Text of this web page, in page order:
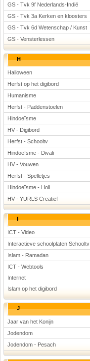
GS - Tvk 9f Nederlands-Indië
GS - Tvk 3a Kerken en kloosters
GS - Tvk 6d Wetenschap / Kunst
GS - Vensterlessen
H
Halloween
Herfst op het digibord
Humanisme
Herfst - Paddenstoelen
Hindoeïsme
HV - Digibord
Herfst - Schooltv
Hindoeïsme - Divali
HV - Vouwen
Herfst - Spelletjes
Hindoeïsme - Holi
HV - YURLS Creatief
I
ICT - Video
Interactieve schoolplaten Schooltv
Islam - Ramadan
ICT - Webtools
Internet
Islam op het digibord
J
Jaar van het Konijn
Jodendom
Jodendom - Pesach